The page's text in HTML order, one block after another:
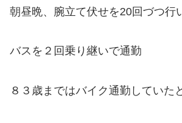
朝昼晩、腕立て伏せを20回づつ行
バスを２回乗り継いで通勤
８３歳まではバイク通勤していた